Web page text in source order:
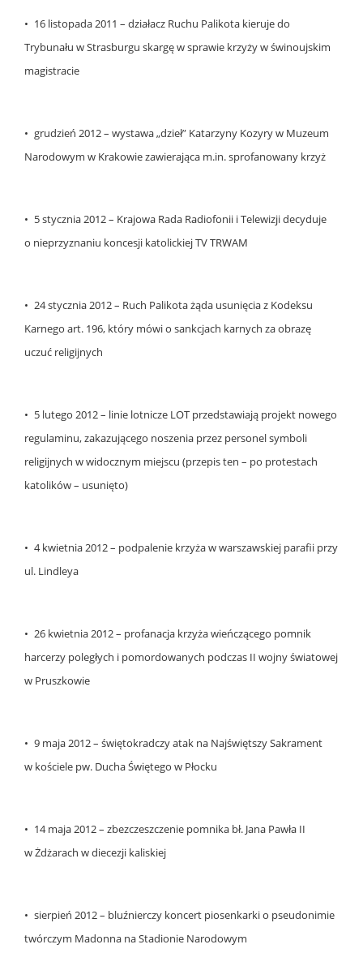
• 16 listopada 2011 – działacz Ruchu Palikota kieruje do
Trybunału w Strasburgu skargę w sprawie krzyży w świnoujskim
magistracie
• grudzień 2012 – wystawa „dzieł” Katarzyny Kozyry w Muzeum
Narodowym w Krakowie zawierająca m.in. sprofanowany krzyż
• 5 stycznia 2012 – Krajowa Rada Radiofonii i Telewizji decyduje
o nieprzyznaniu koncesji katolickiej TV TRWAM
• 24 stycznia 2012 – Ruch Palikota żąda usunięcia z Kodeksu
Karnego art. 196, który mówi o sankcjach karnych za obrazę
uczuć religijnych
• 5 lutego 2012 – linie lotnicze LOT przedstawiają projekt nowego
regulaminu, zakazującego noszenia przez personel symboli
religijnych w widocznym miejscu (przepis ten – po protestach
katolików – usunięto)
• 4 kwietnia 2012 – podpalenie krzyża w warszawskiej parafii przy
ul. Lindleya
• 26 kwietnia 2012 – profanacja krzyża wieńczącego pomnik
harcerzy poległych i pomordowanych podczas II wojny światowej
w Pruszkowie
• 9 maja 2012 – świętokradczy atak na Najświętszy Sakrament
w kościele pw. Ducha Świętego w Płocku
• 14 maja 2012 – zbezczeszczenie pomnika bł. Jana Pawła II
w Żdżarach w diecezji kaliskiej
• sierpień 2012 – bluźnierczy koncert piosenkarki o pseudonimie
twórczym Madonna na Stadionie Narodowym